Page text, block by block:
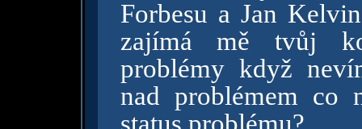
Forbesu a Jan
zajímá mě tvůj
problémy když
nad problémem co